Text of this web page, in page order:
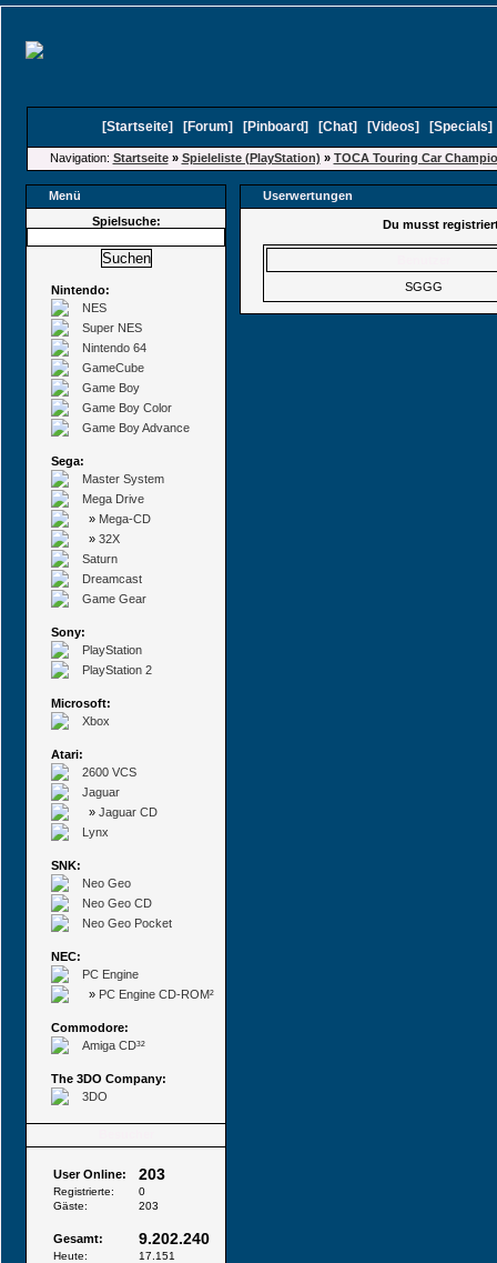
[Startseite] [Forum] [Pinboard] [Chat] [Videos] [Specials
Navigation: Startseite» Spieleliste (PlayStation) » TOCA Touring Car
Menü
Userwertungen
Spielsuche:
Nintendo:
NES
Super NES
Nintendo 64
GameCube
Game Boy
Game Boy Color
Game Boy Advance
Sega:
Master System
Mega Drive
» Mega-CD
» 32X
Saturn
Dreamcast
Game Gear
Sony:
PlayStation
PlayStation 2
Microsoft:
Xbox
Atari:
2600 VCS
Jaguar
» Jaguar CD
Lynx
SNK:
Neo Geo
Neo Geo CD
Neo Geo Pocket
NEC:
PC Engine
» PC Engine CD-ROM²
Commodore:
Amiga CD³²
The 3DO Company:
3DO
User Online: 203
Registrierte:
0
Gäste:
203
Gesamt: 9.202.240
Heute:
17.151
Du musst
SGGG